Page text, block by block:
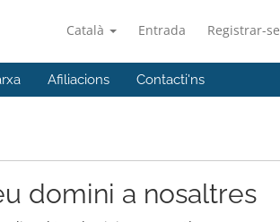
Català Entrada Registrar-se
Afiliacions Contacti'ns
domini a nosaltres